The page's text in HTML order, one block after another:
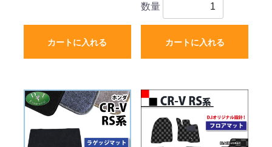
カートに入れる
数量
カートに入れる